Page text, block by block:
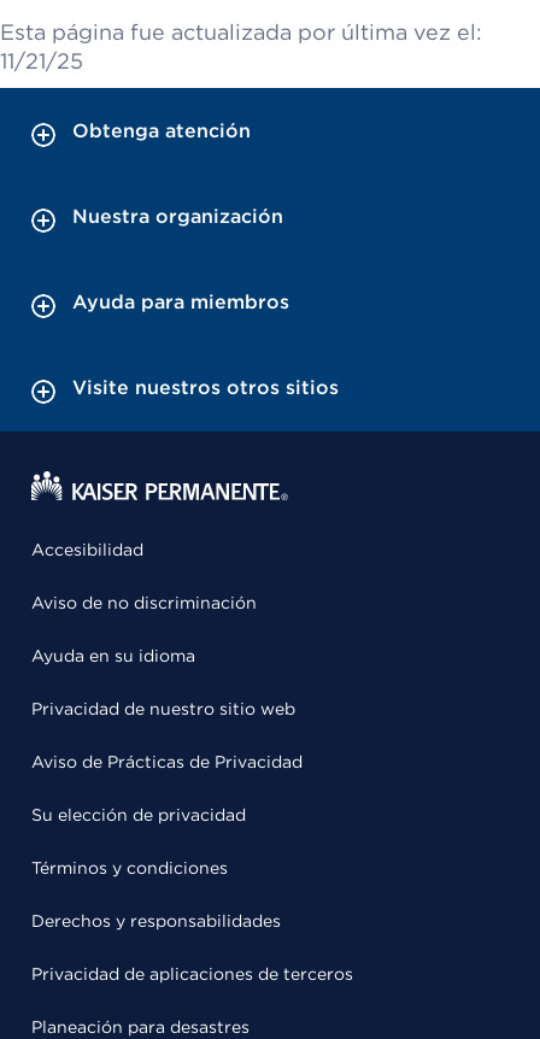
Esta página fue actualizada por última vez el:
11/21/25
Obtenga atención
Nuestra organización
Ayuda para miembros
Visite nuestros otros sitios
Accesibilidad
Aviso de no discriminación
Ayuda en su idioma
Privacidad de nuestro sitio web
Aviso de Prácticas de Privacidad
Su elección de privacidad
Términos y condiciones
Derechos y responsabilidades
Privacidad de aplicaciones de terceros
Planeación para desastres